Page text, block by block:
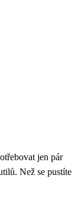
jen pár
Než se pustíte